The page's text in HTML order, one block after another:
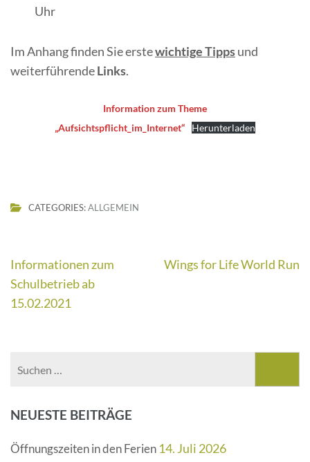
Uhr
Im Anhang finden Sie erstewichtige Tippsund
weiterführendeLinks.
Information zum Theme
„Aufsichtspflicht_im_Internet“
Herunterladen
CATEGORIES:ALLGEMEIN
Beitragsnavigation
Informationen zum
Schulbetrieb ab
15.02.2021
Wings for Life World Run
NEUESTE BEITRÄGE
Öffnungszeiten in den Ferien 14. Juli 2026